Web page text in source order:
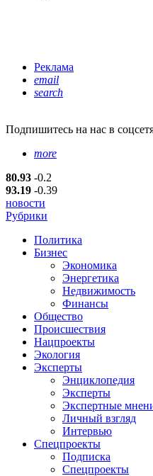
Реклама
email
search
Подпишитесь на нас в
more
80.93 -0.2
93.19 -0.39
новости
Рубрики
Политика
Бизнес
Экономика
Энергетика
Недвижимость
Финансы
Общество
Происшествия
Нацпроекты
Экология
Эксперты
Энциклопедия
Эксперты
Экспертные
Личный взгляд
Интервью
Спецпроекты
Подписка
Спецпроекты